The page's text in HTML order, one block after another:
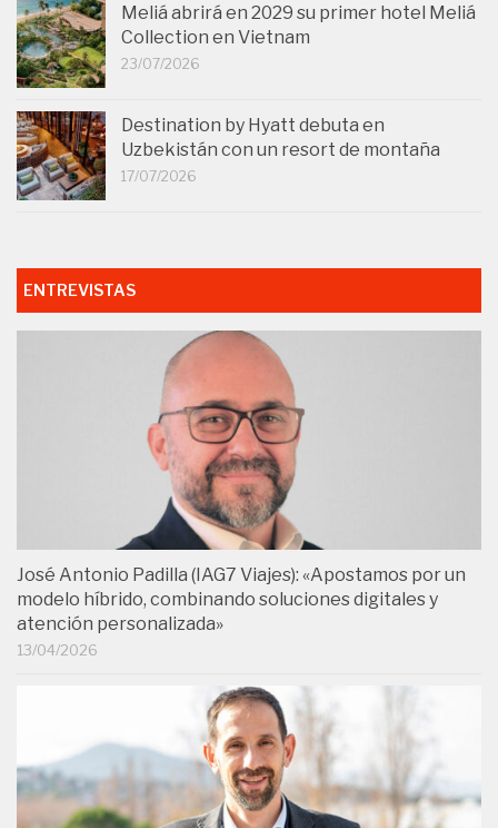
Meliá abrirá en 2029 su primer hotel Meliá
Collection en Vietnam
23/07/2026
Destination by Hyatt debuta en
Uzbekistán con un resort de montaña
17/07/2026
ENTREVISTAS
José Antonio Padilla (IAG7 Viajes): «Apostamos por un
modelo híbrido, combinando soluciones digitales y
atención personalizada»
13/04/2026